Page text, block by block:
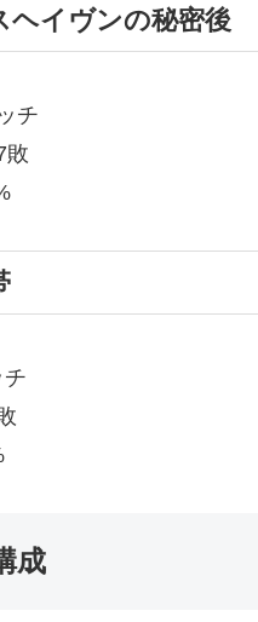
ヘイヴンの秘密後
チ
敗
チ
成